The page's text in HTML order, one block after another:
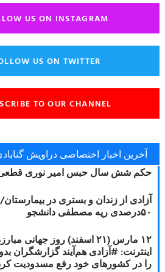
US ON INSTAGRAM
US ON TWITTER
TO OUR CHANNEL
آخرین اخبار اختصاصی دراویش
حکم شش سال حبس امیر نوری
آزادی از زندان و بستری در بیمارستان/
۵۰درصدی ریه مصطفی دانشجو
۱۲ مارس (۲۱ اسفند) روز جهانی
را در کشورهای خود رفع مسدودیت